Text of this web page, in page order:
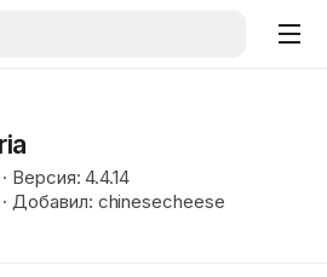
· Версия: 4.4.14
Добавил: chinesecheese